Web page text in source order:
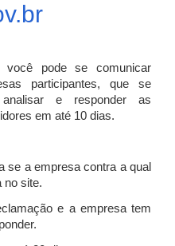
você pode se comunicar
participantes, que se
e responder as
em até 10 dias.
se a empresa contra a qual
no site.
e a empresa tem